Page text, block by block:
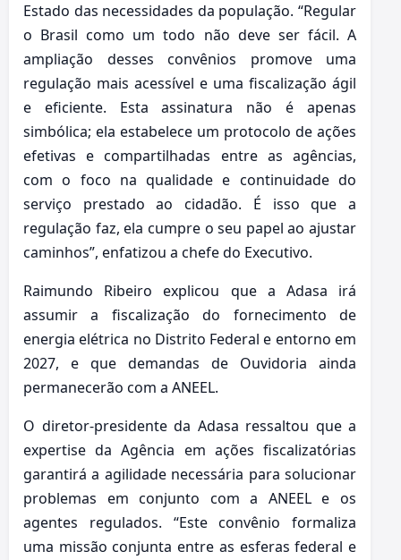
Estado das necessidades da população. “Regular
o Brasil como um todo não deve ser fácil. A
ampliação desses convênios promove uma
regulação mais acessível e uma fiscalização ágil
e eficiente. Esta assinatura não é apenas
simbólica; ela estabelece um protocolo de ações
efetivas e compartilhadas entre as agências,
com o foco na qualidade e continuidade do
serviço prestado ao cidadão. É isso que a
regulação faz, ela cumpre o seu papel ao ajustar
caminhos”, enfatizou a chefe do Executivo.
Raimundo Ribeiro explicou que a Adasa irá
assumir a fiscalização do fornecimento de
energia elétrica no Distrito Federal e entorno em
2027, e que demandas de Ouvidoria ainda
permanecerão com a ANEEL.
O diretor-presidente da Adasa ressaltou que a
expertise da Agência em ações fiscalizatórias
garantirá a agilidade necessária para solucionar
problemas em conjunto com a ANEEL e os
agentes regulados. “Este convênio formaliza
uma missão conjunta entre as esferas federal e